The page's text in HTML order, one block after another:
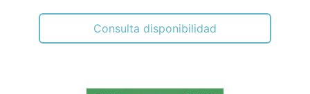
Consulta disponibilidad